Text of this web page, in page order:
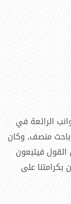
الرائعة في
باحث منصف, وكان
فيتبعون
على